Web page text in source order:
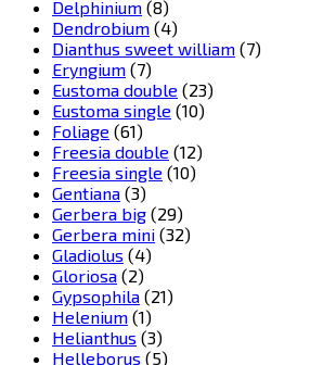
Delphinium (8)
Dendrobium (4)
Dianthus sweet william (7)
Eryngium (7)
Eustoma double (23)
Eustoma single (10)
Foliage (61)
Freesia double (12)
Freesia single (10)
Gentiana (3)
Gerbera big (29)
Gerbera mini (32)
Gladiolus (4)
Gloriosa (2)
Gypsophila (21)
Helenium (1)
Helianthus (3)
Helleborus (5)